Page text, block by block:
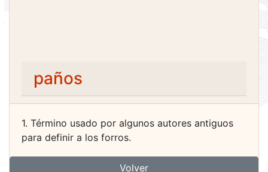
paños
1. Término usado por algunos autores antiguos
para definir a los forros.
Volver